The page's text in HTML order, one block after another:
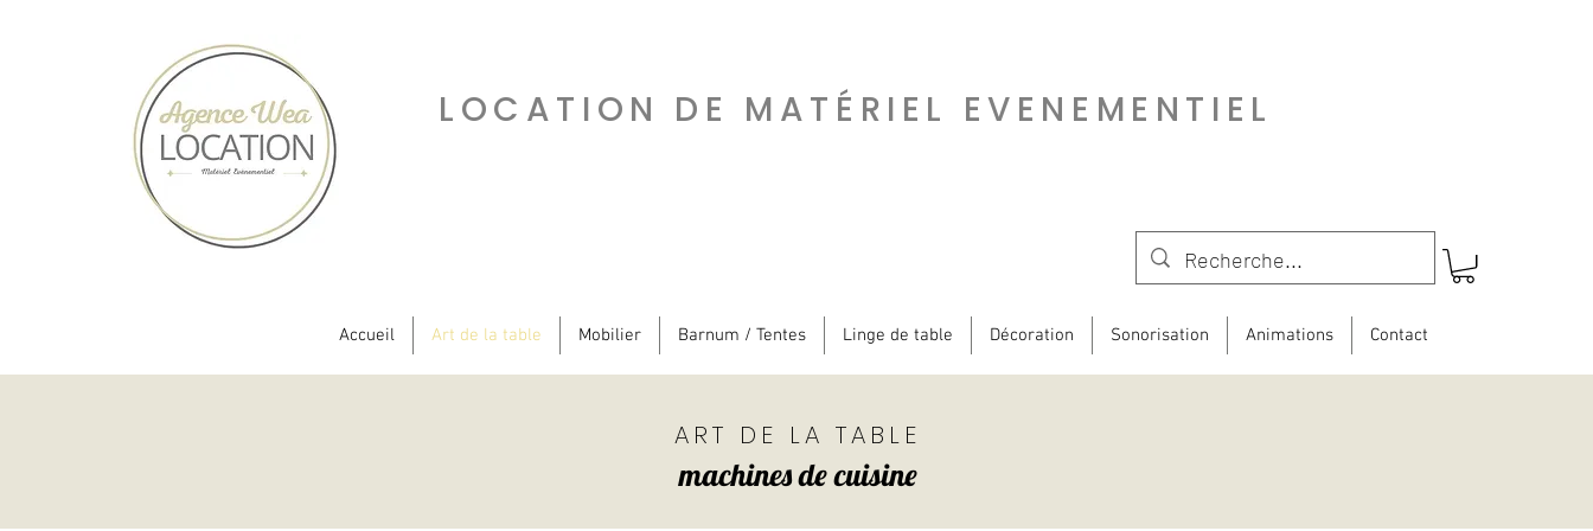
Accueil Art de la table Mobilier Barnum / Tentes Linge de table Décoration Sonorisation Animations Contact
LOCATION DE MATÉRIEL EVENEMENTIEL
ART DE LA TABLE
machines de cuisine